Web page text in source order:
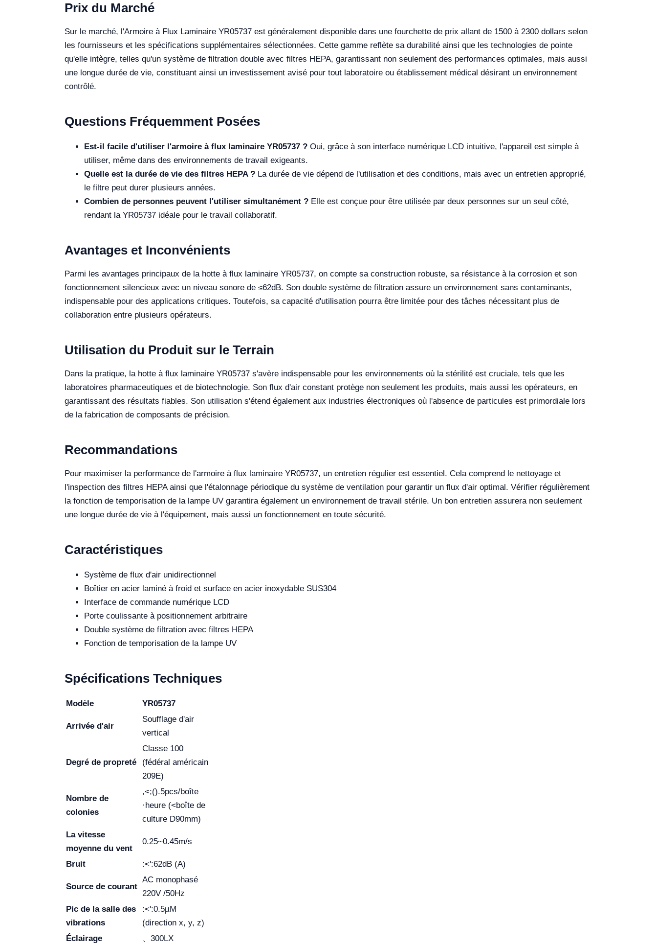
Prix du Marché
Sur le marché, l'Armoire à Flux Laminaire YR05737 est généralement disponible dans une fourchette de prix allant de 1500 à 2300 dollars selon
les fournisseurs et les spécifications supplémentaires sélectionnées. Cette gamme reflète sa durabilité ainsi que les technologies de pointe
qu'elle intègre, telles qu'un système de filtration double avec filtres HEPA, garantissant non seulement des performances optimales, mais aussi
une longue durée de vie, constituant ainsi un investissement avisé pour tout laboratoire ou établissement médical désirant un environnement
contrôlé.
Questions Fréquemment Posées
Est-il facile d'utiliser l'armoire à flux laminaire YR05737 ? Oui, grâce à son interface numérique LCD intuitive, l'appareil est simple à
utiliser, même dans des environnements de travail exigeants.
Quelle est la durée de vie des filtres HEPA ? La durée de vie dépend de l'utilisation et des conditions, mais avec un entretien approprié,
le filtre peut durer plusieurs années.
Combien de personnes peuvent l'utiliser simultanément ? Elle est conçue pour être utilisée par deux personnes sur un seul côté,
rendant la YR05737 idéale pour le travail collaboratif.
Avantages et Inconvénients
Parmi les avantages principaux de la hotte à flux laminaire YR05737, on compte sa construction robuste, sa résistance à la corrosion et son
fonctionnement silencieux avec un niveau sonore de ≤62dB. Son double système de filtration assure un environnement sans contaminants,
indispensable pour des applications critiques. Toutefois, sa capacité d'utilisation pourra être limitée pour des tâches nécessitant plus de
collaboration entre plusieurs opérateurs.
Utilisation du Produit sur le Terrain
Dans la pratique, la hotte à flux laminaire YR05737 s'avère indispensable pour les environnements où la stérilité est cruciale, tels que les
laboratoires pharmaceutiques et de biotechnologie. Son flux d'air constant protège non seulement les produits, mais aussi les opérateurs, en
garantissant des résultats fiables. Son utilisation s'étend également aux industries électroniques où l'absence de particules est primordiale lors
de la fabrication de composants de précision.
Recommandations
Pour maximiser la performance de l'armoire à flux laminaire YR05737, un entretien régulier est essentiel. Cela comprend le nettoyage et
l'inspection des filtres HEPA ainsi que l'étalonnage périodique du système de ventilation pour garantir un flux d'air optimal. Vérifier régulièrement
la fonction de temporisation de la lampe UV garantira également un environnement de travail stérile. Un bon entretien assurera non seulement
une longue durée de vie à l'équipement, mais aussi un fonctionnement en toute sécurité.
Caractéristiques
Système de flux d'air unidirectionnel
Boîtier en acier laminé à froid et surface en acier inoxydable SUS304
Interface de commande numérique LCD
Porte coulissante à positionnement arbitraire
Double système de filtration avec filtres HEPA
Fonction de temporisation de la lampe UV
Spécifications Techniques
Modèle YR05737
Arrivée d'air
Soufflage d'air
vertical
Degré de propreté
Classe 100
(fédéral américain
209E)
Nombre de
colonies
,<;().5pcs/boîte
·heure (<boîte de
culture D90mm)
La vitesse
moyenne du vent
0.25~0.45m/s
Bruit :<':62dB (A)
Source de courant
AC monophasé
220V /50Hz
Pic de la salle des
vibrations
:<':0.5µM
(direction x, y, z)
Éclairage
、300LX